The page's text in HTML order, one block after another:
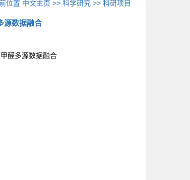
位置 中文主页 >>科学研究 >>科研项目
源数据融合
醛多源数据融合